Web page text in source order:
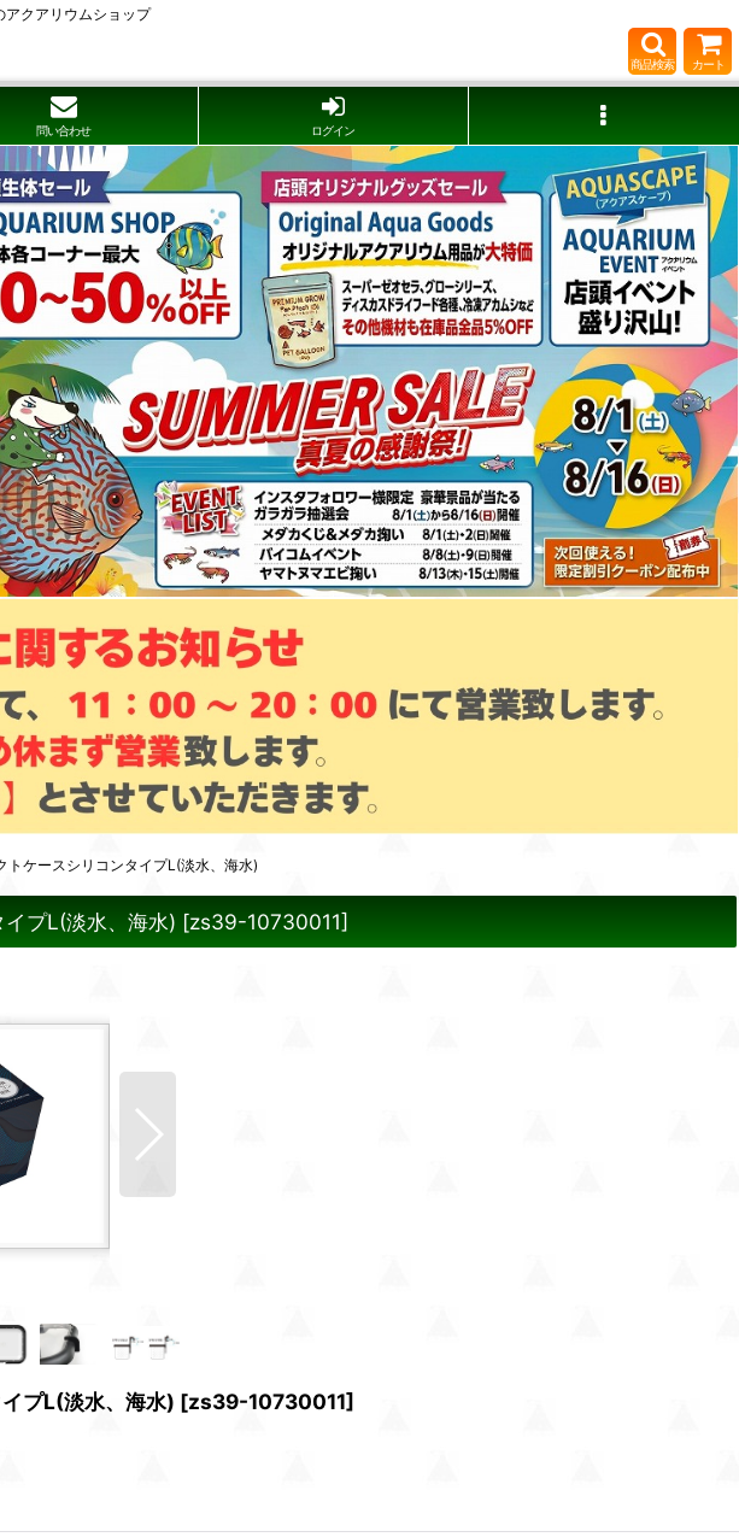
クアリウムショップ
商品検索 カート
問い合わせ ログイン
ケースシリコンタイプL(淡水、海水)
プL(淡水、海水) [zs39-10730011]
プL(淡水、海水) [zs39-10730011]